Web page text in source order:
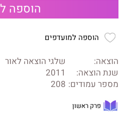
הוספה
הוספה למועדפים
הוצאה:
שלגי הוצאה לאור
שנת הוצאה:
2011
מספר עמודים: 208
פרק ראשון